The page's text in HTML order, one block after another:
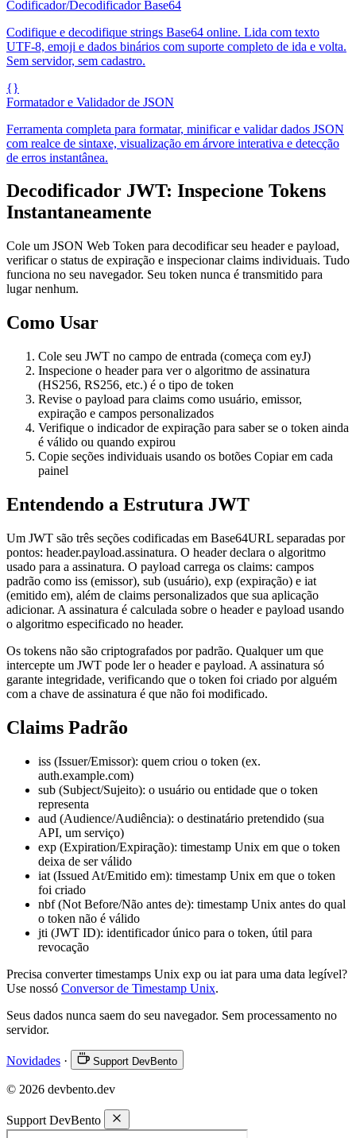
Codificador/Decodificador Base64
Codifique e decodifique strings Base64 online. Lida com texto
UTF-8, emoji e dados binários com suporte completo de ida e volta.
Sem servidor, sem cadastro.
{}
Formatador e Validador de JSON
Ferramenta completa para formatar, minificar e validar dados JSON
com realce de sintaxe, visualização em árvore interativa e detecção
de erros instantânea.
Decodificador JWT: Inspecione Tokens
Instantaneamente
Cole um JSON Web Token para decodificar seu header e payload,
verificar o status de expiração e inspecionar claims individuais. Tudo
funciona no seu navegador. Seu token nunca é transmitido para
lugar nenhum.
Como Usar
Cole seu JWT no campo de entrada (começa com eyJ)
Inspecione o header para ver o algoritmo de assinatura
(HS256, RS256, etc.) é o tipo de token
Revise o payload para claims como usuário, emissor,
expiração e campos personalizados
Verifique o indicador de expiração para saber se o token ainda
é válido ou quando expirou
Copie seções individuais usando os botões Copiar em cada
painel
Entendendo a Estrutura JWT
Um JWT são três seções codificadas em Base64URL separadas por
pontos: header.payload.assinatura. O header declara o algoritmo
usado para a assinatura. O payload carrega os claims: campos
padrão como iss (emissor), sub (usuário), exp (expiração) e iat
(emitido em), além de claims personalizados que sua aplicação
adicionar. A assinatura é calculada sobre o header e payload usando
o algoritmo especificado no header.
Os tokens não são criptografados por padrão. Qualquer um que
intercepte um JWT pode ler o header e payload. A assinatura só
garante integridade, verificando que o token foi criado por alguém
com a chave de assinatura é que não foi modificado.
Claims Padrão
iss (Issuer/Emissor): quem criou o token (ex.
auth.example.com)
sub (Subject/Sujeito): o usuário ou entidade que o token
representa
aud (Audience/Audiência): o destinatário pretendido (sua
API, um serviço)
exp (Expiration/Expiração): timestamp Unix em que o token
deixa de ser válido
iat (Issued At/Emitido em): timestamp Unix em que o token
foi criado
nbf (Not Before/Não antes de): timestamp Unix antes do qual
o token não é válido
jti (JWT ID): identificador único para o token, útil para
revocação
Precisa converter timestamps Unix exp ou iat para uma data legível?
Use nossó Conversor de Timestamp Unix.
Seus dados nunca saem do seu navegador. Sem processamento no
servidor.
Novidades · Support DevBento
© 2026 devbento.dev
Support DevBento